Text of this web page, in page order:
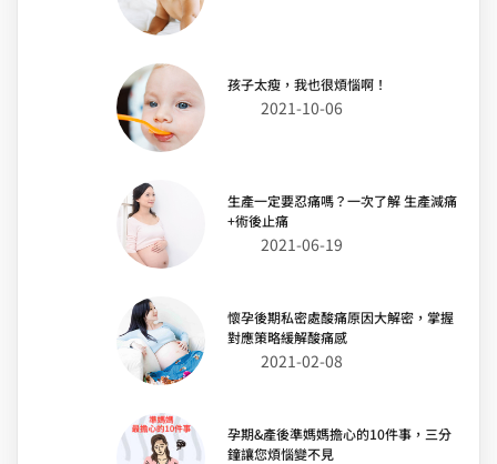
孩子太瘦，我也很煩惱啊！
2021-10-06
生產一定要忍痛嗎？一次了解 生產減痛
+術後止痛
2021-06-19
懷孕後期私密處酸痛原因大解密，掌握
對應策略緩解酸痛感
2021-02-08
孕期&產後準媽媽擔心的10件事，三分
鐘讓您煩惱變不見